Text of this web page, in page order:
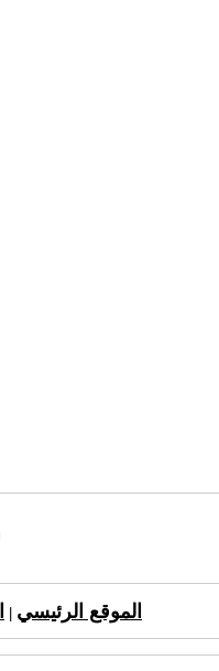
الموقع الرئيسي